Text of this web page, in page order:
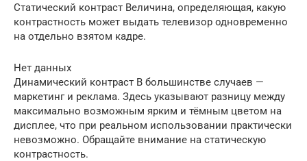
Статический контраст Величина, определяющая, какую
контрастность может выдать телевизор одновременно
на отдельно взятом кадре.
Нет данных
Динамический контраст В большинстве случаев —
маркетинг и реклама. Здесь указывают разницу между
максимально возможным ярким и тёмным цветом на
дисплее, что при реальном использовании практически
невозможно. Обращайте внимание на статическую
контрастность.